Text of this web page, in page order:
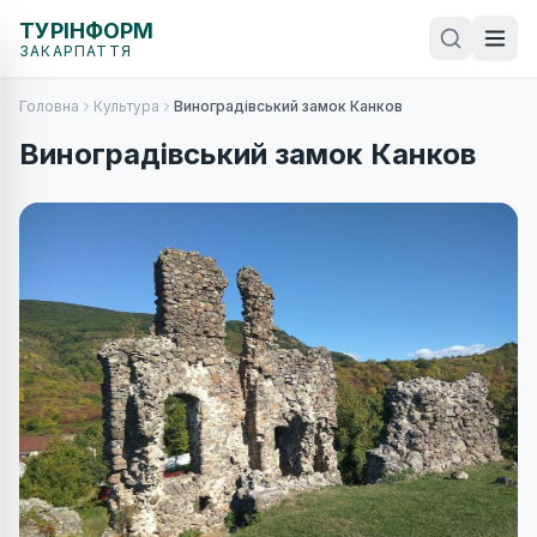
ТУРІНФОРМ
ЗАКАРПАТТЯ
Головна Культура Виноградівський замок Канков
Виноградівський замок Канков